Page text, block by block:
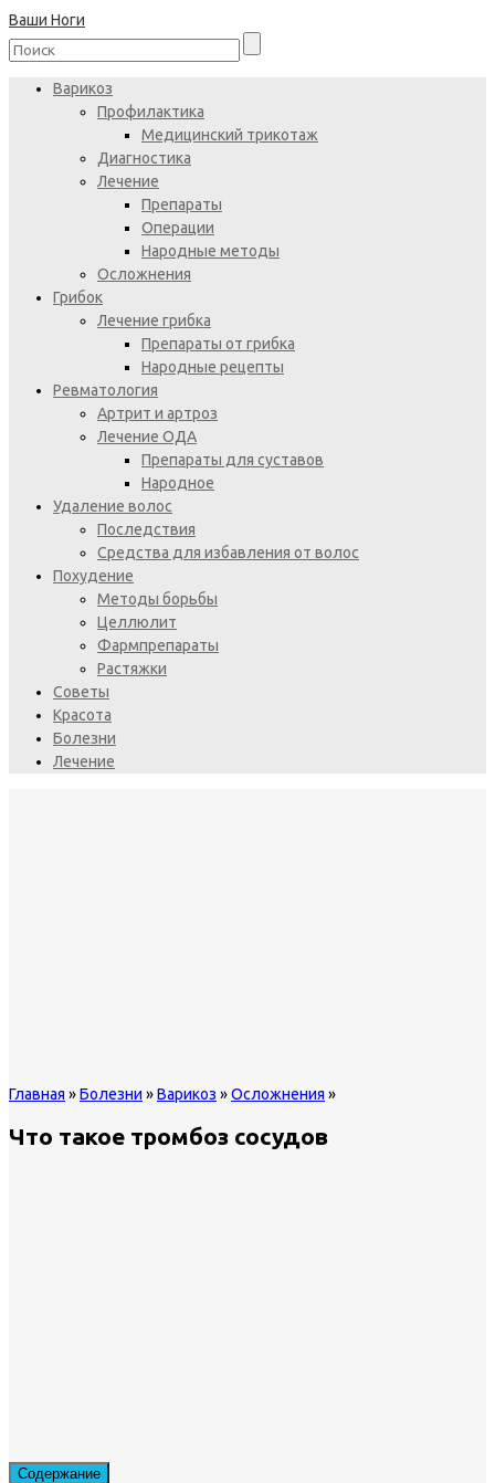
Ваши Ноги
Варикоз
Профилактика
Медицинский трикотаж
Диагностика
Лечение
Препараты
Операции
Народные методы
Осложнения
Грибок
Лечение грибка
Препараты от грибка
Народные рецепты
Ревматология
Артрит и артроз
Лечение ОДА
Препараты для суставов
Народное
Удаление волос
Последствия
Средства для избавления от волос
Похудение
Методы борьбы
Целлюлит
Фармпрепараты
Растяжки
Советы
Красота
Болезни
Лечение
Главная »Болезни »Варикоз »Осложнения »
Что такое тромбоз сосудов
Содержание